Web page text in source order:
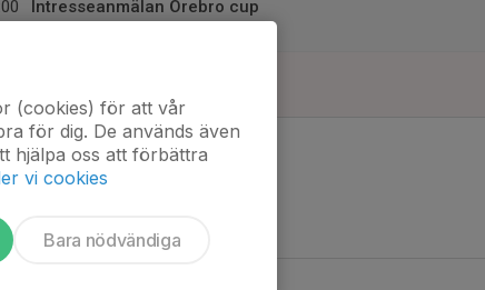
Intresseanmälan Örebro cup
(cookies) för att vår
för dig. De används även
hjälpa oss att förbättra
vi cookies
Bara nödvändiga